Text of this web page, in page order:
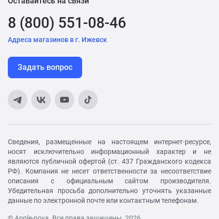
8 (800) 551-08-46
Адреса магазинов в г. Ижевск
Задать вопрос
Сведения, размещенные на настоящем интернет-ресурсе,
носят исключительно информационный характер и не
являются публичной офертой (ст. 437 Гражданского кодекса
РФ). Компания не несет ответственности за несоответствие
описания с официальным сайтом производителя.
Убедительная просьба дополнительно уточнять указанные
данные по электронной почте или контактным телефонам.